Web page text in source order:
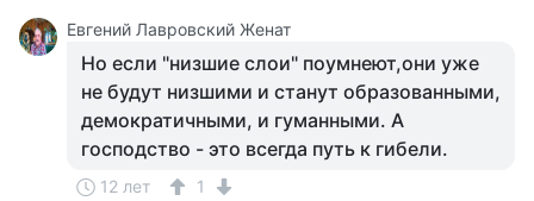
Евгений Лавровский Женат
Но если "низшие слои" поумнеют,они уже
не будут низшими и станут образованными,
демократичными, и гуманными. А
господство - это всегда путь к гибели.
12 лет 1